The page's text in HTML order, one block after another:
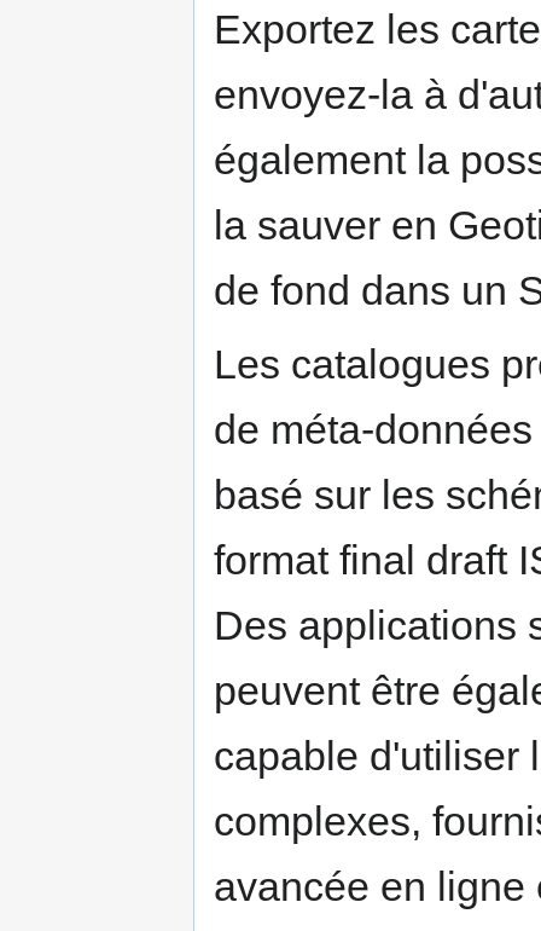
Exportez les
envoyez-la à
également la
la sauver en
de fond dans un
Les catalogues
de méta-
basé sur les
format final draft
Des applications
peuvent être
capable d'utiliser
complexes,
avancée en ligne